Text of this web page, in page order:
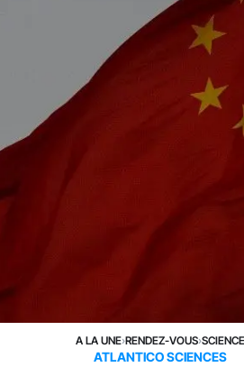
A LA UNE›RENDEZ-VOUS›SCIENCE
ATLANTICO SCIENCES